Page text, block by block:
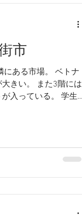
市
にある市場。 ベトナ
きい。 また3階には
入っている。 学生